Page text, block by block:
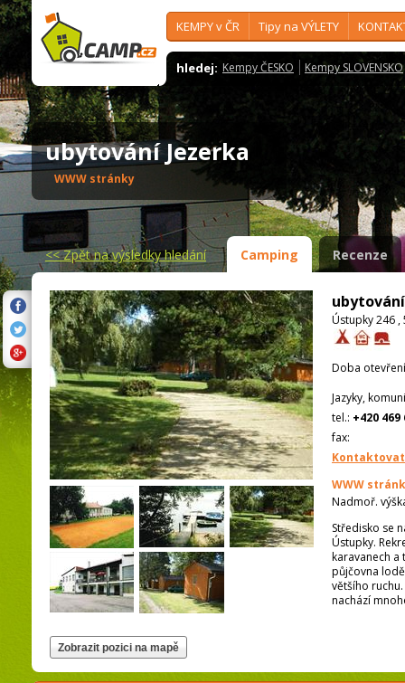
KEMPY v ČR Tipy na VÝLETY
hledej: Kempy ČESKO Kempy SLOVENSKO
ubytování Jezerka
WWW stránky
<<Zpět na výsledky hledání Camping Recenze
Ústupky 246 ,
Doba
Jazyky,
tel.: +420 469
fax:
WWW
Nadmoř.
Středisko se
Ústupky.
karavanech a
půjčovna
většího
nachází